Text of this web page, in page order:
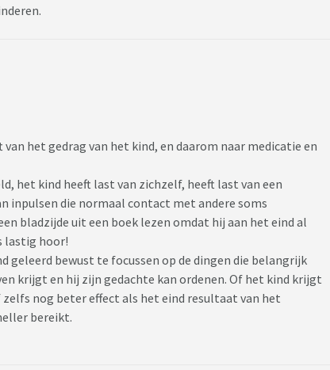
het gedrag van het kind, en daarom naar medicatie en
het kind heeft last van zichzelf, heeft last van een
inpulsen die normaal contact met andere soms
bladzijde uit een boek lezen omdat hij aan het eind al
lastig hoor!
geleerd bewust te focussen op de dingen die belangrijk
krijgt en hij zijn gedachte kan ordenen. Of het kind krijgt
nog beter effect als het eind resultaat van het
bereikt.